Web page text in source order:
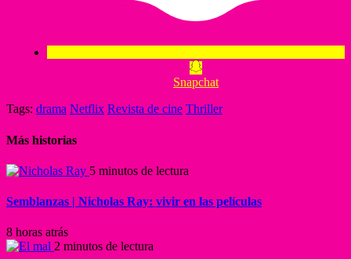
Snapchat
Tags: drama Netflix Revista de cine Thriller
Más historias
5 minutos de lectura
Semblanzas | Nicholas Ray: vivir en las películas
8 horas atrás
2 minutos de lectura